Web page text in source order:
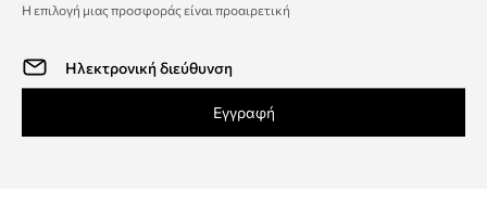
Η επιλογή μιας προσφοράς είναι προαιρετική
Εγγραφή